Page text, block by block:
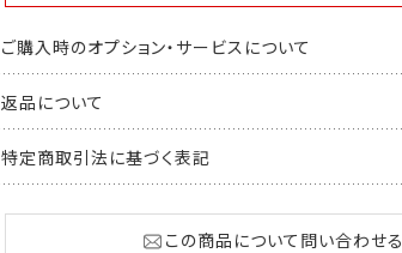
ご購入時のオプション・サービスについて
返品について
特定商取引法に基づく表記
この商品について問い合わせる